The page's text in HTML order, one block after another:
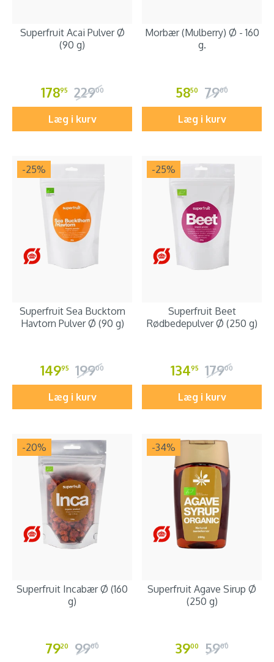
Superfruit Acai Pulver Ø
(90 g)
17895 22900
Læg i kurv
Morbær (Mulberry) Ø - 160
g.
5850 7900
Læg i kurv
-25%
Superfruit Sea Bucktorn
Havtorn Pulver Ø (90 g)
14995 19900
Læg i kurv
-25%
Superfruit Beet
Rødbedepulver Ø (250 g)
13495 17900
Læg i kurv
-20%
Superfruit Incabær Ø (160
g)
7920 9900
-34%
Superfruit Agave Sirup Ø
(250 g)
3900 5900